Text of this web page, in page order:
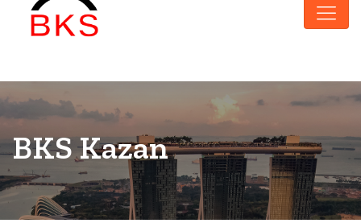
BKS Kazan